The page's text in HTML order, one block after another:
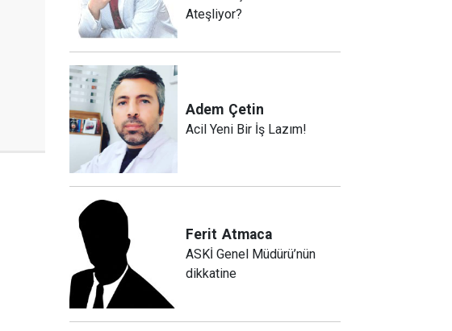
Ateşliyor?
Adem Çetin
Acil Yeni Bir İş Lazım!
Ferit Atmaca
ASKİ Genel Müdürü’nün
dikkatine